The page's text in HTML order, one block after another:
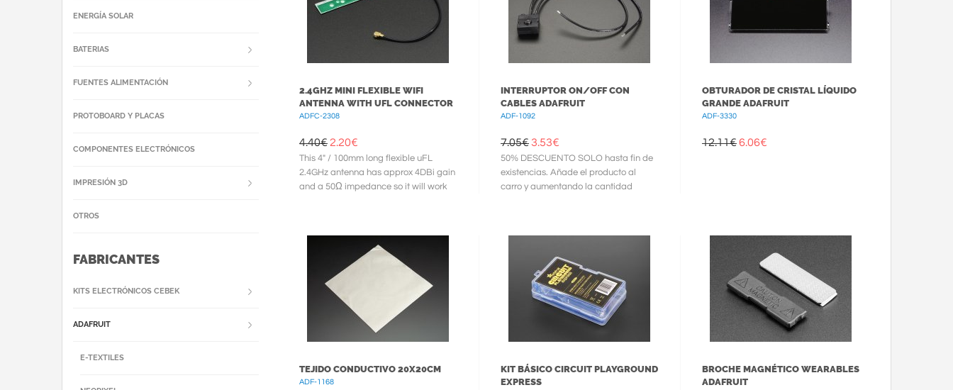
2.4GHZ MINI FLEXIBLE WIFI
ANTENNA WITH UFL CONNECTOR
ADFC-2308
4.40€ 2.20€
This 4" / 100mm long flexible uFL
2.4GHz antenna has approx 4DBi gain
and a 50Ω impedance so it will work
INTERRUPTOR ON/OFF CON
CABLES ADAFRUIT
ADF-1092
7.05€3.53€
50% DESCUENTO SOLO hasta fin de
existencias. Añade el producto al
carro y aumentando la cantidad
OBTURADOR DE CRISTAL LÍQUIDO
GRANDE ADAFRUIT
ADF-3330
12.11€6.06€
TEJIDO CONDUCTIVO 20X20CM
ADF-1168
KIT BÁSICO CIRCUIT PLAYGROUND
EXPRESS
BROCHE MAGNÉTICO WEARABLES
ADAFRUIT
ENERGÍA SOLAR
BATERIAS
FUENTES ALIMENTACIÓN
PROTOBOARD Y PLACAS
COMPONENTES ELECTRÓNICOS
IMPRESIÓN 3D
OTROS
FABRICANTES
KITS ELECTRÓNICOS CEBEK
ADAFRUIT
E-TEXTILES